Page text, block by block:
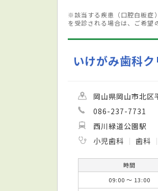
※該当する疾患（口腔白板症
を受診される場合は、ご希望
いけがみ歯科
岡山県岡山市北
086-237-7731
西川緑道公園駅
小児歯科
歯科
時間
09:00 ～ 13:00